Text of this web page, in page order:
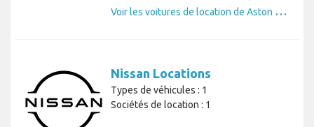
V
oir les voitures de location de Aston Martin
Nissan Locations
Types de véhicules : 1
Sociétés de location : 1